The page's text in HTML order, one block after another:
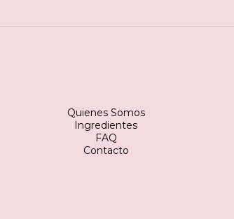
Quienes Somos
Ingredientes
FAQ
Contacto